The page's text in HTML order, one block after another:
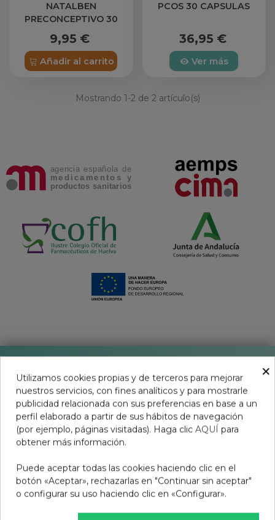
NATALBEN
PRECONCEPTIVO 30
CAPS
9,95 €
Añadir al carrito
PCOS 30 CAPSULAS
36,95 €
Ver más
Mostrando 1 -2 de 2 artículo(s)
Aviso legal
Condiciones de venta
Resolución Litigios en Línea
×
Utilizamos cookies propias y de terceros para mejorar
nuestros servicios, con fines analíticos y para mostrarle
publicidad relacionada con sus preferencias en base a un
perfil elaborado a partir de sus hábitos de navegación
(por ejemplo, páginas visitadas). Haga clic AQUÍ para
obtener más información.
Puede aceptar todas las cookies haciendo clic en el
botón «Aceptar», rechazarlas en "Continuar sin aceptar"
o configurar su uso haciendo clic en «Configurar».